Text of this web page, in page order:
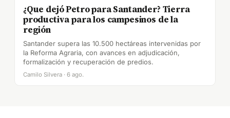
¿Que dejó Petro para Santander? Tierra
productiva para los campesinos de la
región
Santander supera las 10.500 hectáreas intervenidas por
la Reforma Agraria, con avances en adjudicación,
formalización y recuperación de predios.
Camilo Silvera · 6 ago.